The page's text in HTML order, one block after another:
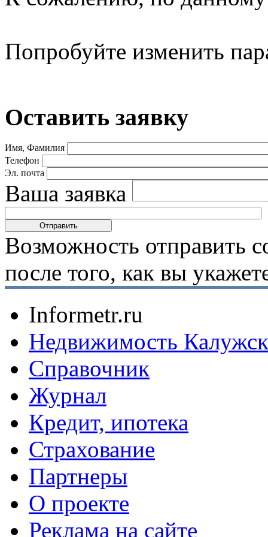
Попробуйте изменить
Оставить заявку
Имя, Фамилия
Телефон
Эл. почта
Ваша заявка
Возможность отправить
после того, как вы
Informetr.ru
Недвижимость
Справочник
Журнал
Кредит, ипотека
Страхование
Партнеры
O проекте
Реклама на сайте